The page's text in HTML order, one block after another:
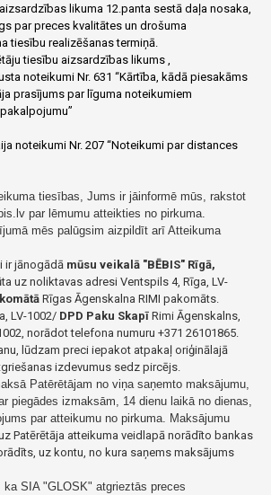
likuma 12.panta sestā daļa nosaka,
par preces kvalitātes un drošuma
tiesību realizēšanas termiņā.
tiesību aizsardzības likums ,
noteikumi Nr. 631 “Kārtība, kādā piesakāms
prasījums par līguma noteikumiem
noteikumi Nr. 207 “Noteikumi par distances
tiesības, Jums ir jāinformē mūs, rakstot
par lēmumu atteikties no pirkuma.
mēs palūgsim aizpildīt arī Atteikuma
ir jānogādā mūsu veikalā "BĒBIS" Rīgā,
uz noliktavas adresi Ventspils 4, Rīga, LV-
Rīgas Āgenskalna RIMI pakomāts.
LV-1002/ DPD Paku Skapī Rimi Āgenskalns,
norādot telefona numuru +371 26101865.
lūdzam preci iepakot atpakaļ oriģinālajā
izdevumus sedz pircējs.
Patērētājam no viņa saņemto maksājumu,
piegādes izmaksām, 14 dienu laikā no dienas,
par atteikumu no pirkuma. Maksājumu
Patērētāja atteikuma veidlapā norādīto bankas
uz kontu, no kura saņems maksājums
SIA "GLOSK" atgrieztās preces